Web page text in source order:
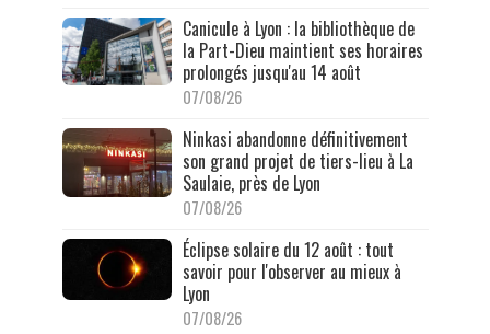
Canicule à Lyon : la bibliothèque de
la Part-Dieu maintient ses horaires
prolongés jusqu'au 14 août
07/08/26
Ninkasi abandonne définitivement
son grand projet de tiers-lieu à La
Saulaie, près de Lyon
07/08/26
Éclipse solaire du 12 août : tout
savoir pour l'observer au mieux à
Lyon
07/08/26